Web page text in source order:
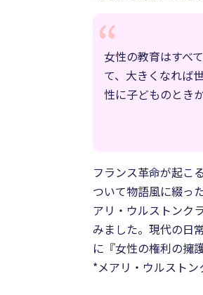
女性の教育はすべ
て、大きくなれば
性に子どものとき
フランス革命が起こ
ついて物語風に綴っ
アリ・ウルストンク
みました。現代の日
に『女性の権利の擁
*メアリ・ウルスト